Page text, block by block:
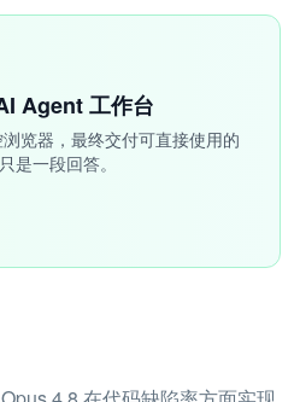
Agent 工作台
览器，最终交付可直接使用的
是一段回答。